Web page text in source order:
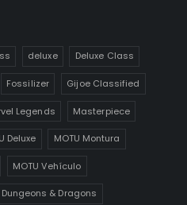
deluxe Deluxe Class
Fossilizer Gijoe Classified
Legends Masterpiece
Deluxe MOTU Montura
MOTU Vehículo
& Dragons